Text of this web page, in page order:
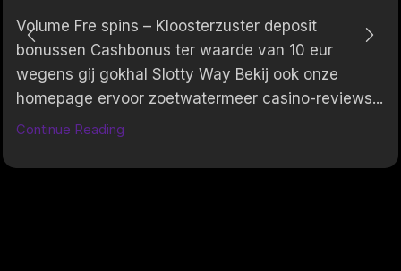
Volume Fre spins – Kloosterzuster deposit
bonussen Cashbonus ter waarde van 10 eur
wegens gij gokhal Slotty Way Bekij ook onze
homepage ervoor zoetwatermeer casino-reviews...
Continue Reading